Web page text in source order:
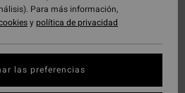
Para más información,
ypolítica de privacidad
las preferencias